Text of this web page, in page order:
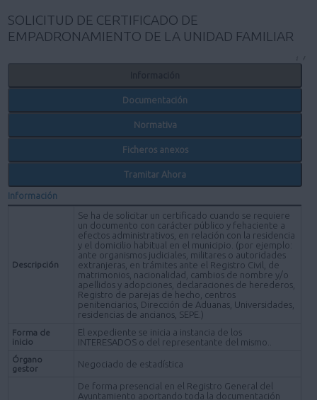
SOLICITUD DE CERTIFICADO DE
EMPADRONAMIENTO DE LA UNIDAD FAMILIAR
Documentación
Normativa
Ficheros anexos
Tramitar Ahora
Información
Descripción
Se ha de solicitar un certificado cuando se requiere
un documento con carácter público y fehaciente a
efectos administrativos, en relación con la residencia
y el domicilio habitual en el municipio. (por ejemplo:
ante organismos judiciales, militares o autoridades
extranjeras, en trámites ante el Registro Civil, de
matrimonios, nacionalidad, cambios de nombre y/o
apellidos y adopciones, declaraciones de herederos,
Registro de parejas de hecho, centros
penitenciarios, Dirección de Aduanas, Universidades,
residencias de ancianos, SEPE.)
Forma de
inicio
El expediente se inicia a instancia de los
INTERESADOS o del representante del mismo..
Órgano
gestor
Negociado de estadística
De forma presencial en el Registro General del
Ayuntamiento aportando toda la documentación